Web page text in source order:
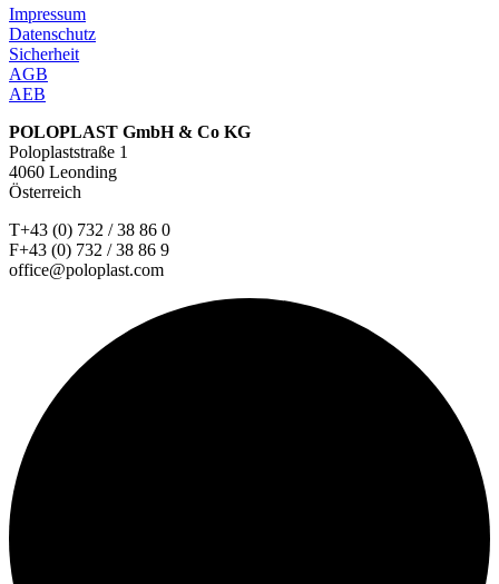
Impressum
Datenschutz
Sicherheit
AGB
AEB
POLOPLAST GmbH & Co KG
Poloplaststraße 1
4060 Leonding
Österreich
T+43 (0) 732 / 38 86 0
F+43 (0) 732 / 38 86 9
office@poloplast.com